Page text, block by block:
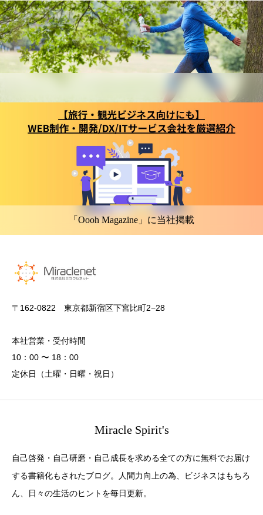
「Oooh Magazine」に当社掲載
〒162-0822 東京都新宿区下宮比町2−28
本社営業・受付時間
10：00 〜 18：00
定休日（土曜・日曜・祝日）
Miracle Spirit's
自己啓発・自己研磨・自己成長を求める全ての方に無料でお届け
する書籍化もされたブログ。人間力向上の為、ビジネスはもちろ
ん、日々の生活のヒントを毎日更新。